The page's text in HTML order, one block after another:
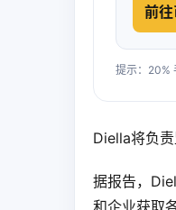
前
提示：20%
Diella将负
据报告，